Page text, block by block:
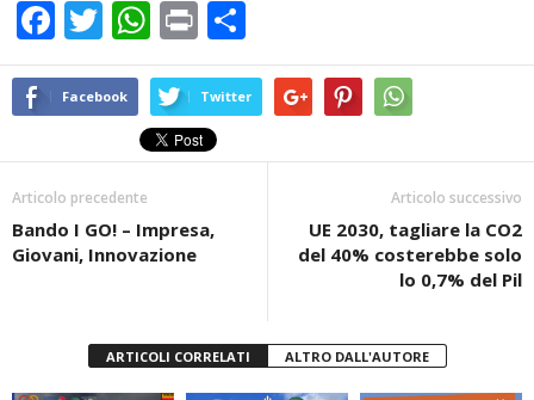
F
a
c
b
o
o
T
wi
tt
W
h
at
s
A
p
Pr
in
t
o
n
vi
Facebook Twitter
Articolo precedente
Bando I GO! – Impresa,
Giovani, Innovazione
Articolo successivo
UE 2030, tagliare la CO2
del 40% costerebbe solo
lo 0,7% del Pil
ARTICOLI CORRELATI ALTRO DALL'AUTORE